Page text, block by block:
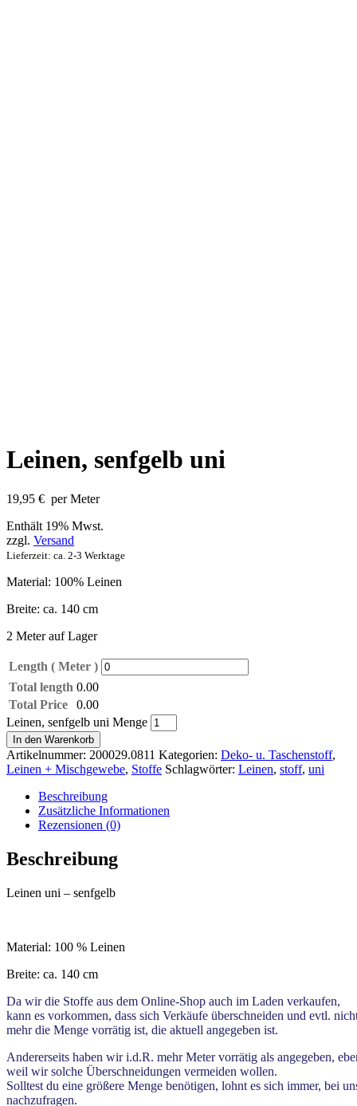
Leinen, senfgelb uni
19,95 € per Meter
Enthält 19% Mwst.
zzgl. Versand
Lieferzeit: ca. 2-3 Werktage
Material: 100% Leinen
Breite: ca. 140 cm
2 Meter auf Lager
Length ( Meter )
Total length 0.00
Total Price
0.00
Leinen, senfgelb uni Menge
In den Warenkorb
Artikelnummer: 200029.0811 Kategorien: Deko- u. Taschenstoff,
Leinen + Mischgewebe, Stoffe Schlagwörter: Leinen, stoff, uni
Beschreibung
Zusätzliche Informationen
Rezensionen (0)
Beschreibung
Leinen uni – senfgelb
Material: 100 % Leinen
Breite: ca. 140 cm
Da wir die Stoffe aus dem Online-Shop auch im Laden verkaufen,
kann es vorkommen, dass sich Verkäufe überschneiden und evtl.
mehr die Menge vorrätig ist, die aktuell angegeben ist.
Andererseits haben wir i.d.R. mehr Meter vorrätig als angegeben,
weil wir solche Überschneidungen vermeiden wollen.
Solltest du eine größere Menge benötigen, lohnt es sich immer, bei
nachzufragen.